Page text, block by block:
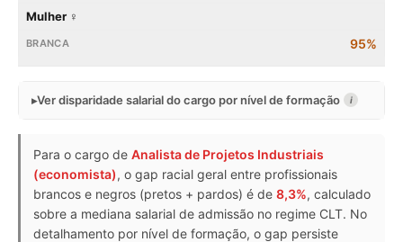
Mulher ♀
95%
Ver disparidade salarial do cargo por nível de formação i
Para o cargo de Analista de Projetos Industriais
(economista), o gap racial geral entre profissionais
brancos e negros (pretos + pardos) é de 8,3%, calculado
sobre a mediana salarial de admissão no regime CLT. No
detalhamento por nível de formação, o gap persiste